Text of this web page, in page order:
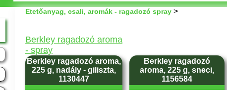
Etetőanyag, csali, aromák - ragadozó spray >
Berkley ragadozó aroma
- spray
Berkley ragadozó aroma,
225 g, nadály - giliszta,
1130447
Berkley ragadozó
aroma, 225 g, sneci,
1156584